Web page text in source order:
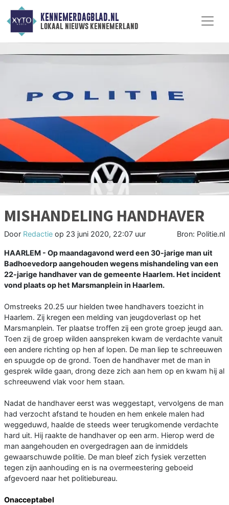
KENNEMERDAGBLAD.NL
lokaal nieuws kennemerland
MISHANDELING HANDHAVER
Door Redactie op 23 juni 2020, 22:07 uur Bron: Politie.nl
HAARLEM - Op maandagavond werd een 30-jarige man uit
Badhoevedorp aangehouden wegens mishandeling van een
22-jarige handhaver van de gemeente Haarlem. Het incident
vond plaats op het Marsmanplein in Haarlem.
Omstreeks 20.25 uur hielden twee handhavers toezicht in
Haarlem. Zij kregen een melding van jeugdoverlast op het
Marsmanplein. Ter plaatse troffen zij een grote groep jeugd aan.
Toen zij de groep wilden aanspreken kwam de verdachte vanuit
een andere richting op hen af lopen. De man liep te schreeuwen
en spuugde op de grond. Toen de handhaver met de man in
gesprek wilde gaan, drong deze zich aan hem op en kwam hij al
schreeuwend vlak voor hem staan.
Nadat de handhaver eerst was weggestapt, vervolgens de man
had verzocht afstand te houden en hem enkele malen had
weggeduwd, haalde de steeds weer terugkomende verdachte
hard uit. Hij raakte de handhaver op een arm. Hierop werd de
man aangehouden en overgedragen aan de inmiddels
gewaarschuwde politie. De man bleef zich fysiek verzetten
tegen zijn aanhouding en is na overmeestering geboeid
afgevoerd naar het politiebureau.
Onacceptabel